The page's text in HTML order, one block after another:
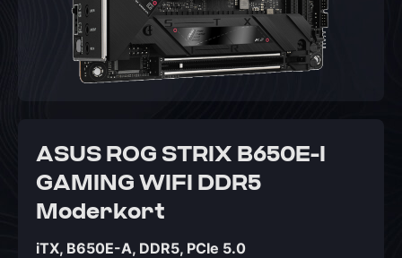
ASUS ROG STRIX B650E-I
GAMING WIFI DDR5
Moderkort
iTX, B650E-A, DDR5, PCIe 5.0